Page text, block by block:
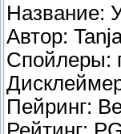
Название:
Автор:
Спойлеры:
Пейринг: